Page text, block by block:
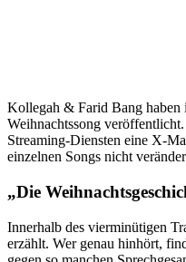
Kollegah & Farid Bang haben
Weihnachtssong
Streaming-Diensten eine X-
einzelnen Songs nicht
„Die
Innerhalb des vierminütigen
erzählt. Wer genau hinhört,